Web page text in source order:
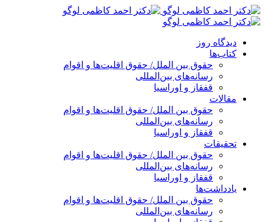
پرش
به
دیدگاه روز
کتاب‌ها
حقوق بین الملل/ حقوق اقلیت‌ها و اقوام
رسانه‌های بین‌المللی
قفقاز و اوراسیا
مقالات
حقوق بین الملل/ حقوق اقلیت‌ها و اقوام
رسانه‌های بین‌المللی
قفقاز و اوراسیا
تحقیقات
حقوق بین الملل/ حقوق اقلیت‌ها و اقوام
رسانه‌های بین‌المللی
قفقاز و اوراسیا
یادداشت‌ها
حقوق بین الملل/ حقوق اقلیت‌ها و اقوام
رسانه‌های بین‌المللی